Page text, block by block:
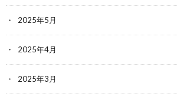
2025年5月
2025年4月
2025年3月